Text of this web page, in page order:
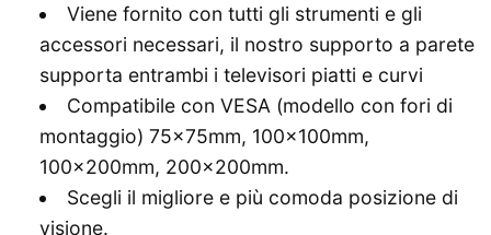
Viene fornito con tutti gli strumenti e gli
accessori necessari, il nostro supporto a parete
supporta entrambi i televisori piatti e curvi
Compatibile con VESA (modello con fori di
montaggio) 75x75mm, 100x100mm,
100x200mm, 200x200mm.
Scegli il migliore e più comoda posizione di
visione.